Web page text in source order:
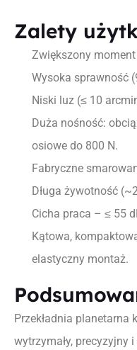
Zalety
Zwiększony moment
Wysoka sprawność
Niski luz (≤ 10
Duża nośność:
osiowe do 800 N.
Fabryczne
Długa żywotność
Cicha praca – ≤ 55
Kątowa,
elastyczny montaż.
Przekładnia planetarna
wytrzymały, precyzyjny